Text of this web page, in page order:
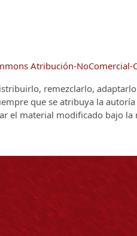
Atribución-
remezclarlo,
que se atribuya la autoría
el material modificado bajo la